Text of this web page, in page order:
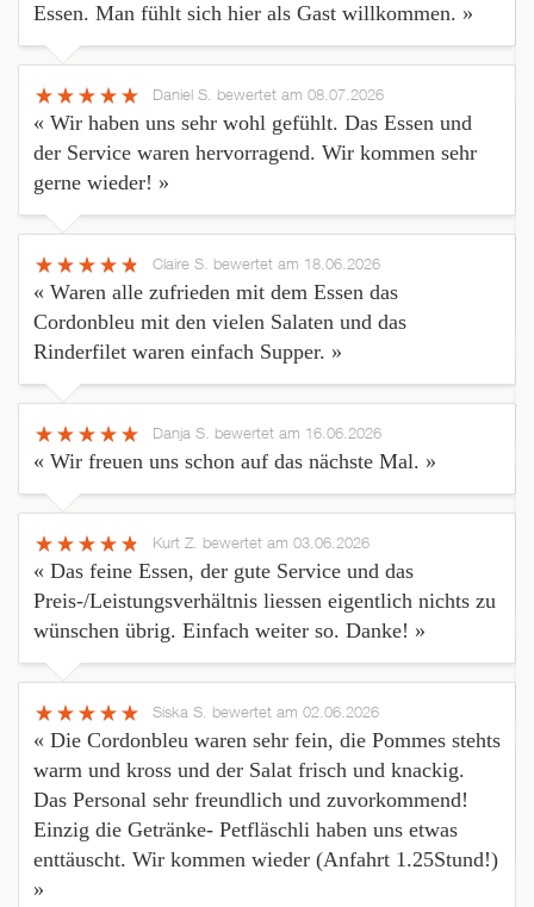
Essen. Man fühlt sich hier als Gast willkommen. »
Daniel S. bewertet am 08.07.2026
« Wir haben uns sehr wohl gefühlt. Das Essen und
der Service waren hervorragend. Wir kommen sehr
gerne wieder! »
Claire S. bewertet am 18.06.2026
« Waren alle zufrieden mit dem Essen das
Cordonbleu mit den vielen Salaten und das
Rinderfilet waren einfach Supper. »
Danja S. bewertet am 16.06.2026
« Wir freuen uns schon auf das nächste Mal. »
Kurt Z. bewertet am 03.06.2026
« Das feine Essen, der gute Service und das
Preis-/Leistungsverhältnis liessen eigentlich nichts zu
wünschen übrig. Einfach weiter so. Danke! »
Siska S. bewertet am 02.06.2026
« Die Cordonbleu waren sehr fein, die Pommes stehts
warm und kross und der Salat frisch und knackig.
Das Personal sehr freundlich und zuvorkommend!
Einzig die Getränke- Petfläschli haben uns etwas
enttäuscht. Wir kommen wieder (Anfahrt 1.25Stund!)
»